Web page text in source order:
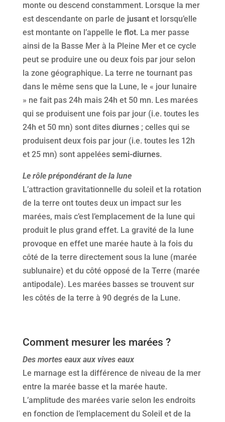
monte ou descend constamment. Lorsque la mer
est descendante on parle de jusantet lorsqu’elle
est montante on l’appelle le flot. La mer passe
ainsi de la Basse Mer à la Pleine Mer et ce cycle
peut se produire une ou deux fois par jour selon
la zone géographique. La terre ne tournant pas
dans le même sens que la Lune, le « jour lunaire
» ne fait pas 24h mais 24h et 50 mn. Les marées
qui se produisent une fois par jour (i.e. toutes les
24h et 50 mn) sont dites diurnes; celles qui se
produisent deux fois par jour (i.e. toutes les 12h
et 25 mn) sont appelées semi-diurnes.
Le rôle prépondérant de la lune
L’attraction gravitationnelle du soleil et la rotation
de la terre ont toutes deux un impact sur les
marées, mais c’est l’emplacement de la lune qui
produit le plus grand effet. La gravité de la lune
provoque en effet une marée haute à la fois du
côté de la terre directement sous la lune (marée
sublunaire) et du côté opposé de la Terre (marée
antipodale). Les marées basses se trouvent sur
les côtés de la terre à 90 degrés de la Lune.
Comment mesurer les marées ?
Des mortes eaux aux vives eaux
Le marnage est la différence de niveau de la mer
entre la marée basse et la marée haute.
L’amplitude des marées varie selon les endroits
en fonction de l’emplacement du Soleil et de la